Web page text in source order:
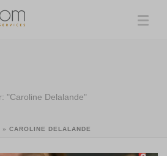
"Caroline Delalande"
» CAROLINE DELALANDE